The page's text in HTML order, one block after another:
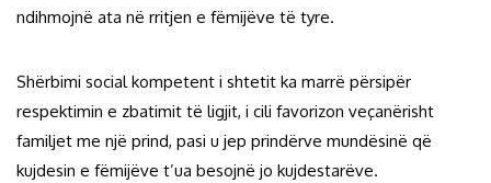
ndihmojnë ata në rritjen e fëmijëve të tyre.
Shërbimi social kompetent i shtetit ka marrë përsipër
respektimin e zbatimit të ligjit, i cili favorizon veçanërisht
familjet me një prind, pasi u jep prindërve mundësinë që
kujdesin e fëmijëve t’ua besojnë jo kujdestarëve.